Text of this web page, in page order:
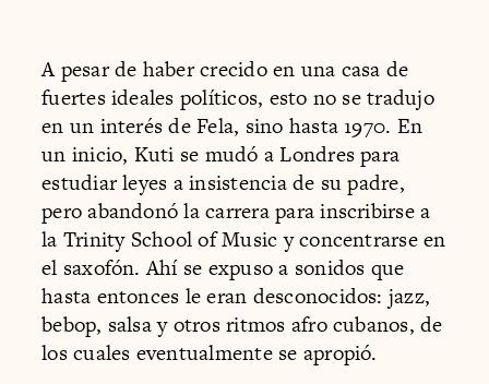
A pesar de haber crecido en una casa de
fuertes ideales políticos, esto no se tradujo
en un interés de Fela, sino hasta 1970. En
un inicio, Kuti se mudó a Londres para
estudiar leyes a insistencia de su padre,
pero abandonó la carrera para inscribirse a
la Trinity School of Music y concentrarse en
el saxofón. Ahí se expuso a sonidos que
hasta entonces le eran desconocidos: jazz,
bebop, salsa y otros ritmos afro cubanos, de
los cuales eventualmente se apropió.